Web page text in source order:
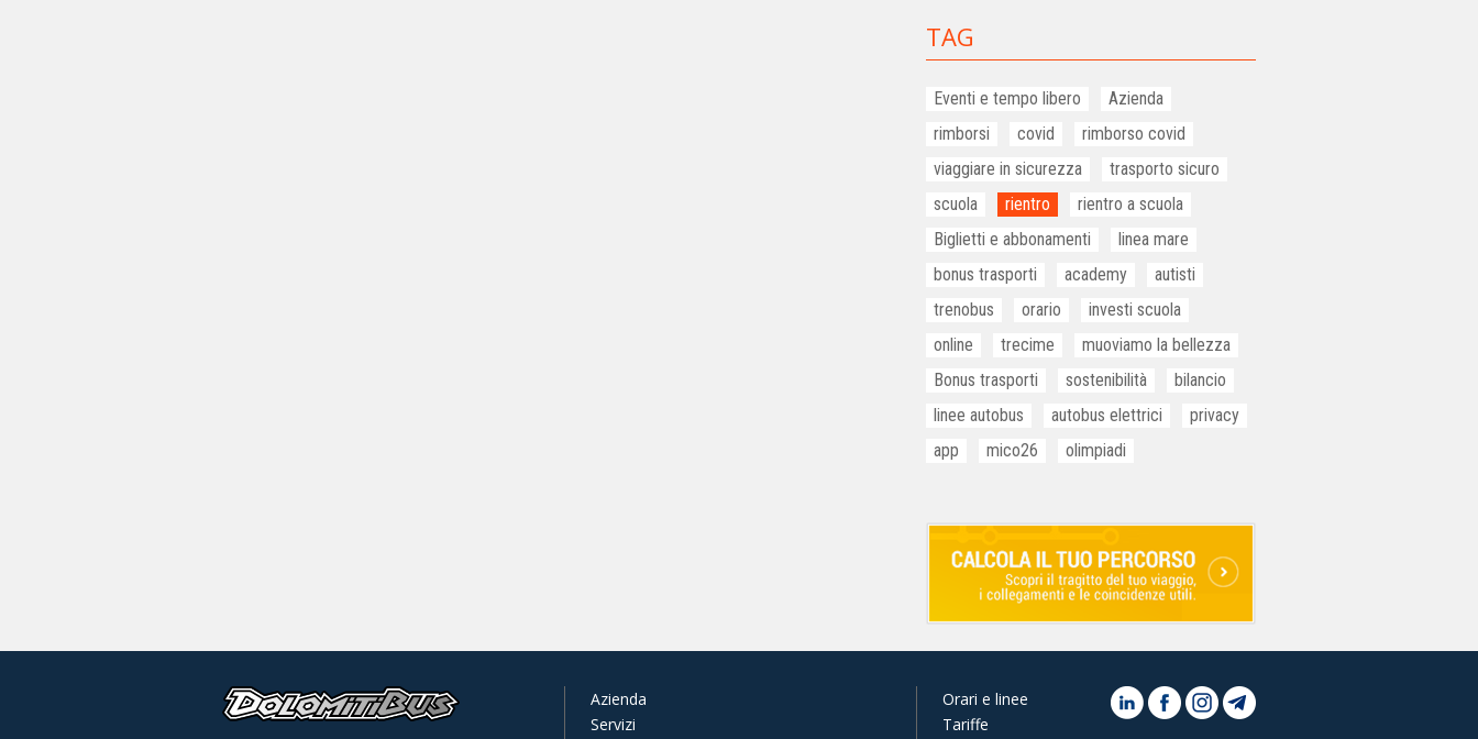
TAG
Eventi e tempo libero
Azienda
rimborsi
covid
rimborso covid
viaggiare in sicurezza
trasporto sicuro
scuola
rientro
rientro a scuola
Biglietti e abbonamenti
linea mare
bonus trasporti
academy
autisti
trenobus
orario
investi scuola
online
trecime
muoviamo la bellezza
Bonus trasporti
sostenibilità
bilancio
linee autobus
autobus elettrici
privacy
app
mico26 olimpiadi
Azienda
Servizi
Orari e linee
Tariffe